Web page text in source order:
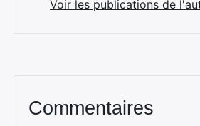
Voir les publications de
Commentaires